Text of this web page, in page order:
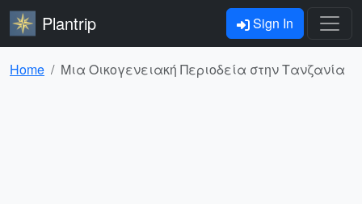
Plantrip Sign In
Home Μια Οικογενειακή Περιοδεία στην Τανζανία